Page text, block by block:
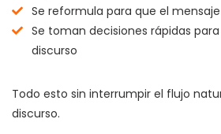
Se reformula para que el
Se toman decisiones rápidas
discurso
Todo esto sin interrumpir el flujo
discurso.